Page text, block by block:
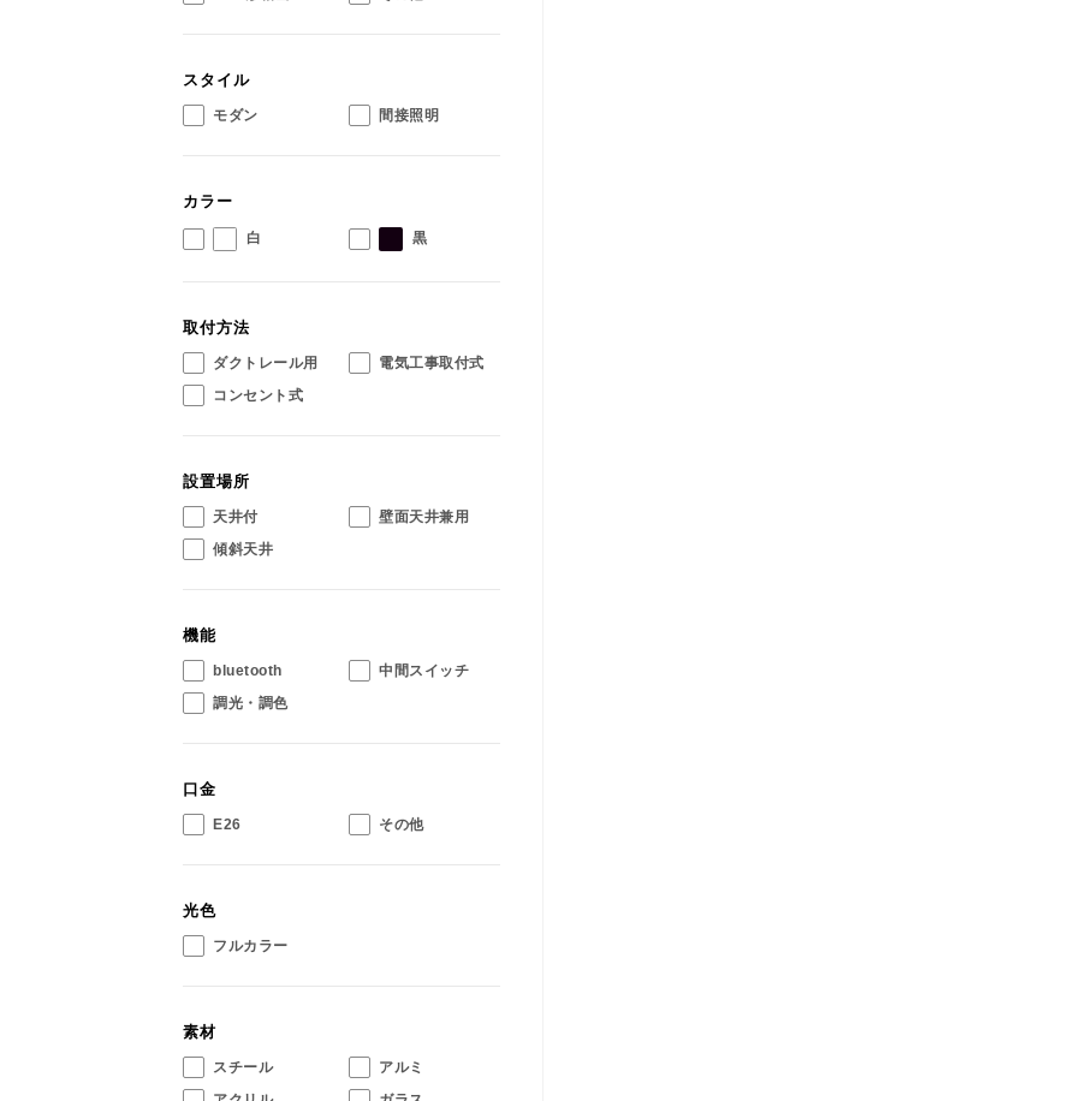
スタイル
モダン 間接照明
カラー
白 黒
取付方法
ダクトレール用
電気工事取付式
コンセント式
設置場所
天井付
壁面天井兼用
傾斜天井
機能
bluetooth
中間スイッチ
調光・調色
口金
E26 その他
光色
フルカラー
素材
スチール
アルミ